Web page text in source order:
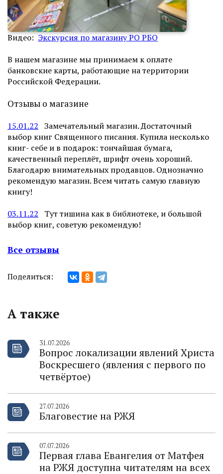
Видео: Экскурсия по магазину РО РБО
В нашем магазине мы принимаем к оплате
банковские карты, работающие на территории
Российской Федерации.
Отзывы о магазине
15.01.22 Замечательный магазин. Достаточный
выбор книг Священного писания. Купила несколько
книг- себе и в подарок: тончайшая бумага,
качественный переплёт, шрифт очень хороший.
Благодарю внимательных продавцов. Однозначно
рекомендую магазин. Всем читать самую главную
книгу!
03.11.22 Тут тишина как в библиотеке, и большой
выбор книг, советую рекомендую!
Все отзывы
Поделиться:
А также
31.07.2026
Вопрос локализации явлений Христа
Воскресшего (явления с первого по
четвёртое)
27.07.2026
Благовестие на РЖЯ
07.07.2026
Первая глава Евангелия от Матфея
на РЖЯ доступна читателям на всех